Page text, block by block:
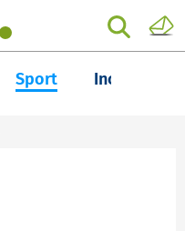
Sport Inchieste